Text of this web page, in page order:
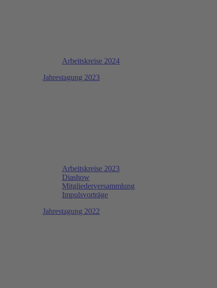
Arbeitskreise 2024
Jahrestagung 2023
Arbeitskreise 2023
Diashow
Mitgliederversammlung
Impulsvorträge
Jahrestagung 2022